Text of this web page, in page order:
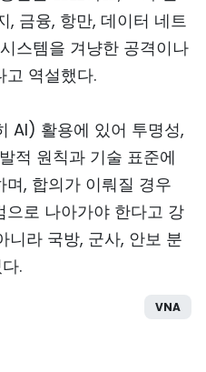
, 금융, 항만, 데이터 네트
스템을 겨냥한 공격이나
고 역설했다.
AI) 활용에 있어 투명성,
적 원칙과 기술 표준에
, 합의가 이뤄질 경우
로 나아가야 한다고 강
니라 국방, 군사, 안보 분
.
VNA